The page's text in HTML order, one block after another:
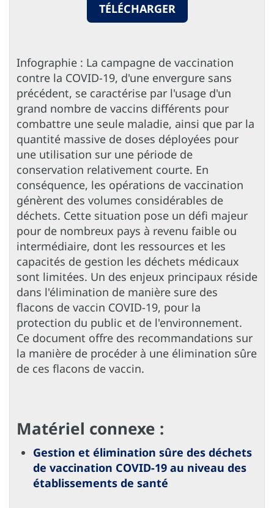
TÉLÉCHARGER
Infographie : La campagne de vaccination
contre la COVID-19, d'une envergure sans
précédent, se caractérise par l'usage d'un
grand nombre de vaccins différents pour
combattre une seule maladie, ainsi que par la
quantité massive de doses déployées pour
une utilisation sur une période de
conservation relativement courte. En
conséquence, les opérations de vaccination
génèrent des volumes considérables de
déchets. Cette situation pose un défi majeur
pour de nombreux pays à revenu faible ou
intermédiaire, dont les ressources et les
capacités de gestion les déchets médicaux
sont limitées. Un des enjeux principaux réside
dans l'élimination de manière sure des
flacons de vaccin COVID-19, pour la
protection du public et de l'environnement.
Ce document offre des recommandations sur
la manière de procéder à une élimination sûre
de ces flacons de vaccin.
Matériel connexe :
Gestion et élimination sûre des déchets
de vaccination COVID-19 au niveau des
établissements de santé